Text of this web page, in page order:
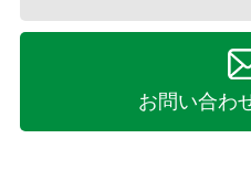
お問い合わ